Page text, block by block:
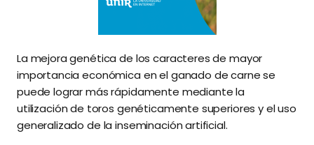
La mejora genética de los caracteres de mayor
importancia económica en el ganado de carne se
puede lograr más rápidamente mediante la
utilización de toros genéticamente superiores y el uso
generalizado de la inseminación artificial.